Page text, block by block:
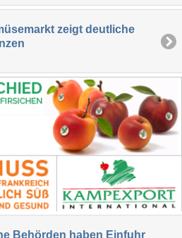
zeigt deutliche
Behörden haben Einfuhr